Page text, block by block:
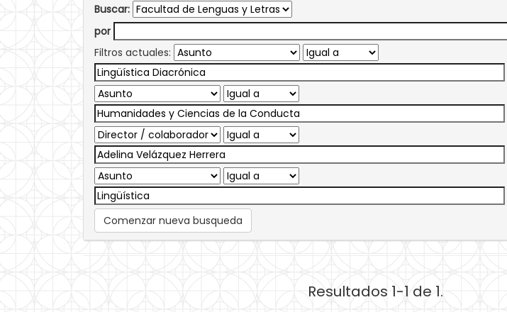
Buscar:
por
Filtros actuales:
Comenzar nueva busqueda
Resultados 1-1 de 1.